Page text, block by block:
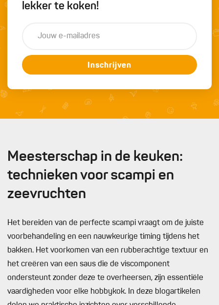
lekker te koken!
Inschrijven
Meesterschap in de keuken:
technieken voor scampi en
zeevruchten
Het bereiden van de perfecte scampi vraagt om de juiste
voorbehandeling en een nauwkeurige timing tijdens het
bakken. Het voorkomen van een rubberachtige textuur en
het creëren van een saus die de viscomponent
ondersteunt zonder deze te overheersen, zijn essentiële
vaardigheden voor elke hobbykok. In deze blogartikelen